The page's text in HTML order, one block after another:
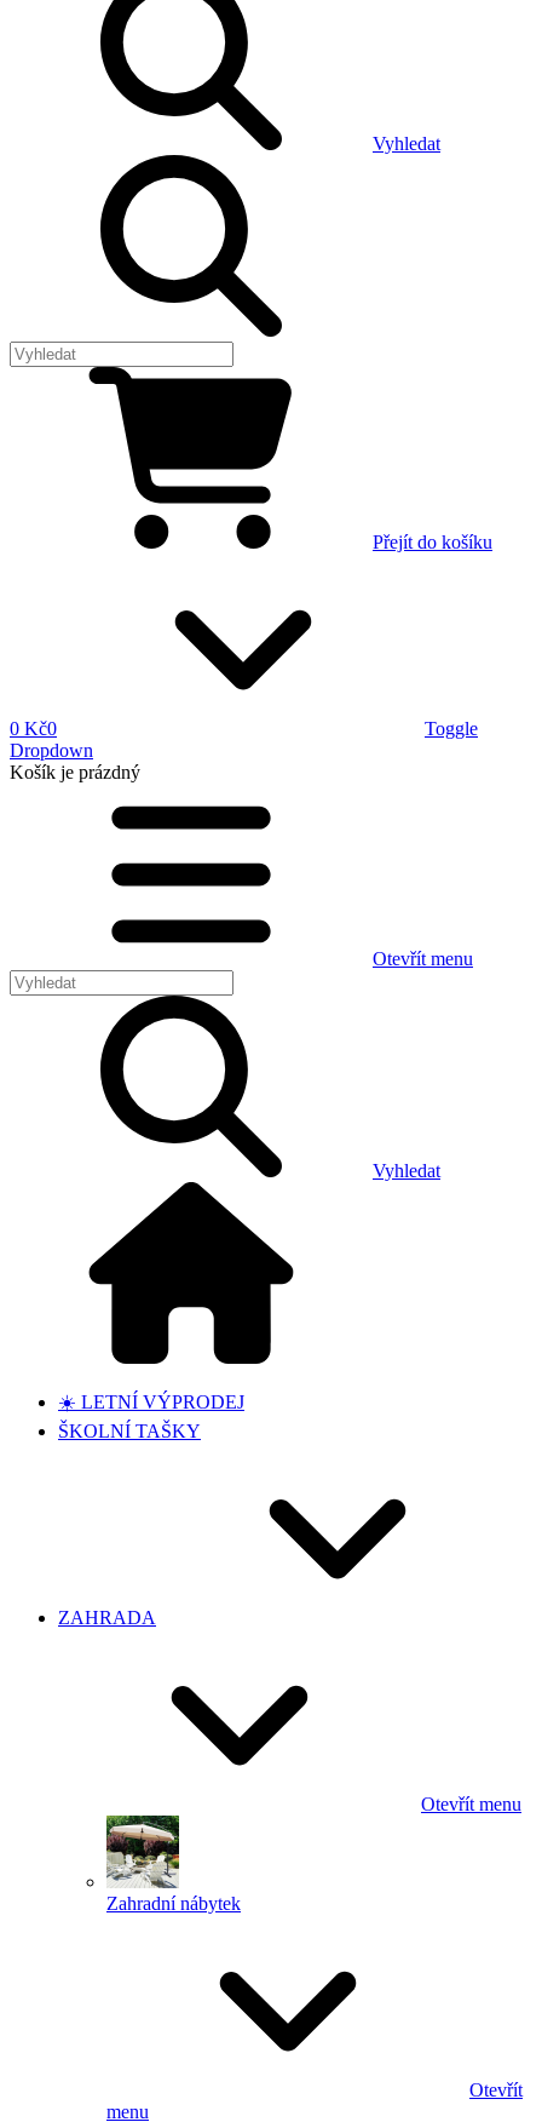
Vyhledat
Přejít do košíku
0 Kč0
Toggle
Dropdown
Košík je prázdný
Otevřít menu
Vyhledat
☀️ LETNÍ VÝPRODEJ
ŠKOLNÍ TAŠKY
ZAHRADA
Otevřít menu
Zahradní nábytek
Otevřít
menu